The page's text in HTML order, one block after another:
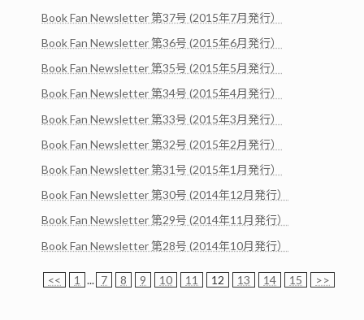
Book Fan Newsletter 第37号 (2015年7月発行）
Book Fan Newsletter 第36号 (2015年6月発行）
Book Fan Newsletter 第35号 (2015年5月発行）
Book Fan Newsletter 第34号 (2015年4月発行）
Book Fan Newsletter 第33号 (2015年3月発行）
Book Fan Newsletter 第32号 (2015年2月発行）
Book Fan Newsletter 第31号 (2015年1月発行）
Book Fan Newsletter 第30号 (2014年12月発行）
Book Fan Newsletter 第29号 (2014年11月発行）
Book Fan Newsletter 第28号 (2014年10月発行）
<< 1 ... 7 8 9 10 11 12 13 14 15 >>